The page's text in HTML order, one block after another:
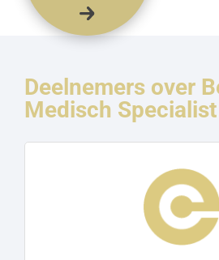
Deelnemers over
Medisch